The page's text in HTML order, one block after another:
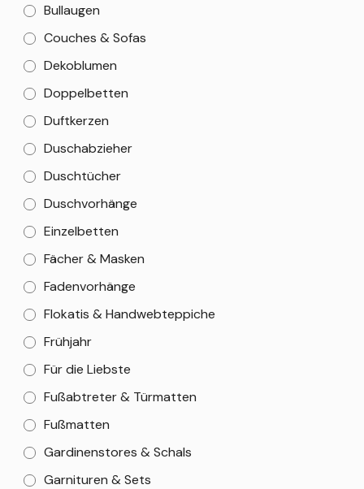
Bullaugen
Couches & Sofas
Dekoblumen
Doppelbetten
Duftkerzen
Duschabzieher
Duschtücher
Duschvorhänge
Einzelbetten
Fächer & Masken
Fadenvorhänge
Flokatis & Handwebteppiche
Frühjahr
Für die Liebste
Fußabtreter & Türmatten
Fußmatten
Gardinenstores & Schals
Garnituren & Sets